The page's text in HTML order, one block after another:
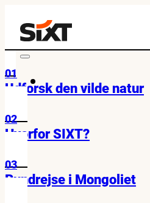
01
Udforsk den vilde natur
02
Hvorfor SIXT?
03
Rundrejse i Mongoliet